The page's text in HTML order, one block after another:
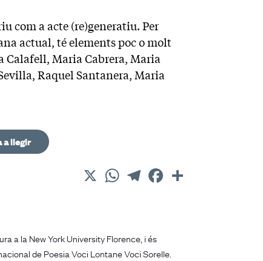
com a acte (re)generatiu. Per
actual, té elements poc o molt
Calafell, Maria Cabrera, Maria
Raquel Santanera, Maria
a llegir
WhatsAppTelegramFacebook
a la New York University Florence, i és
de Poesia Voci Lontane Voci Sorelle.